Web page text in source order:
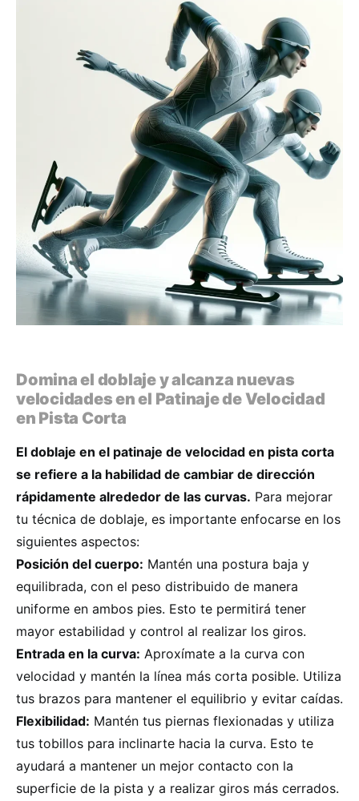
Domina el doblaje y alcanza nuevas
velocidades en el Patinaje de Velocidad
en Pista Corta
El doblaje en el patinaje de velocidad en pista corta
se refiere a la habilidad de cambiar de dirección
rápidamente alrededor de las curvas. Para mejorar
tu técnica de doblaje, es importante enfocarse en los
siguientes aspectos:
Posición del cuerpo: Mantén una postura baja y
equilibrada, con el peso distribuido de manera
uniforme en ambos pies. Esto te permitirá tener
mayor estabilidad y control al realizar los giros.
Entrada en la curva: Aproxímate a la curva con
velocidad y mantén la línea más corta posible. Utiliza
tus brazos para mantener el equilibrio y evitar caídas.
Flexibilidad: Mantén tus piernas flexionadas y utiliza
tus tobillos para inclinarte hacia la curva. Esto te
ayudará a mantener un mejor contacto con la
superficie de la pista y a realizar giros más cerrados.